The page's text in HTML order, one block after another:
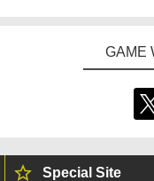
GAME
Special Site